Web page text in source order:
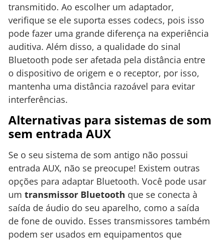
transmitido. Ao escolher um adaptador,
verifique se ele suporta esses codecs, pois isso
pode fazer uma grande diferença na experiência
auditiva. Além disso, a qualidade do sinal
Bluetooth pode ser afetada pela distância entre
o dispositivo de origem e o receptor, por isso,
mantenha uma distância razoável para evitar
interferências.
Alternativas para sistemas de som
sem entrada AUX
Se o seu sistema de som antigo não possui
entrada AUX, não se preocupe! Existem outras
opções para adaptar Bluetooth. Você pode usar
um transmissor Bluetooth que se conecta à
saída de áudio do seu aparelho, como a saída
de fone de ouvido. Esses transmissores também
podem ser usados em equipamentos que